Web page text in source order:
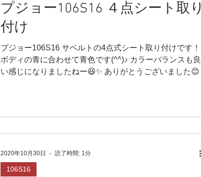
プジョー106S16 ４点シート取り
付け
プジョー106S16 サベルトの4点式シート取り付けです！
ボディの青に合わせて青色です(^^)♪ カラーバランスも良
い感じになりましたねー😆✨ ありがとうございました😊
106S16
2020年10月30日 読了時間: 1分